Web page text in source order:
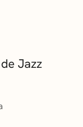
Jazz